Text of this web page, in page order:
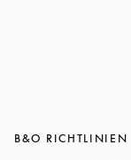
B&O RICHTLINIEN